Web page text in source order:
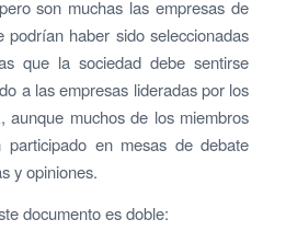
son muchas las empresas de
podrían haber sido seleccionadas
que la sociedad debe sentirse
a las empresas lideradas por los
aunque muchos de los miembros
en mesas de debate
y opiniones.
documento es doble: